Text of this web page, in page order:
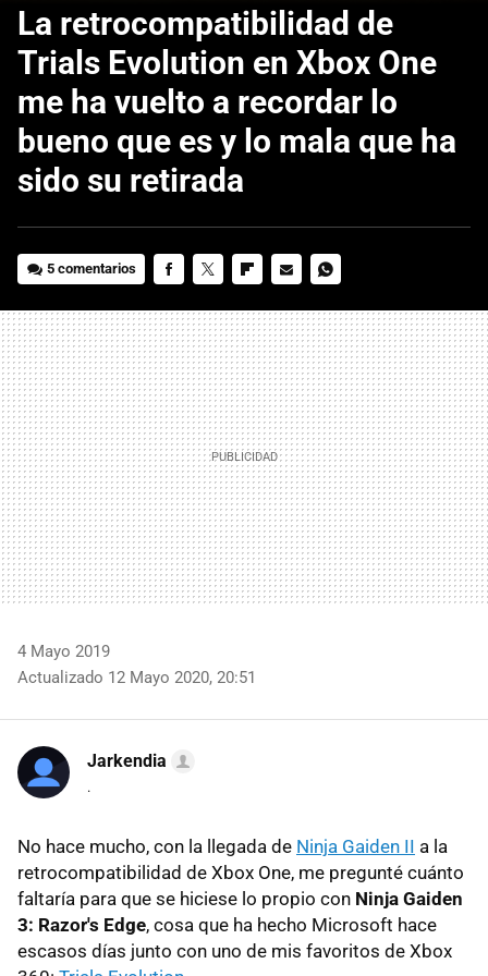
La retrocompatibilidad de
Trials Evolution en Xbox One
me ha vuelto a recordar lo
bueno que es y lo mala que ha
sido su retirada
5 comentarios
MAIL
4 Mayo 2019
Actualizado 12 Mayo 2020, 20:51
Jarkendia
.
No hace mucho, con la llegada de Ninja Gaiden II a la
retrocompatibilidad de Xbox One, me pregunté cuánto
faltaría para que se hiciese lo propio con Ninja Gaiden
3: Razor's Edge, cosa que ha hecho Microsoft hace
escasos días junto con uno de mis favoritos de Xbox